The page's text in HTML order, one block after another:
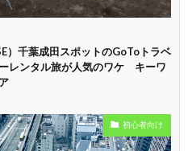
）千葉成田スポットのGoToトラベ
レンタル旅が人気のワケ キーワ
初心者向け